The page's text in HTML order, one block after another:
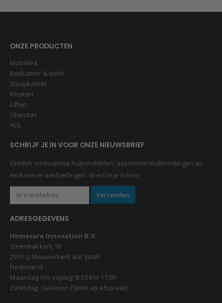
ONZE PRODUCTEN
Mobiliteit
Badkamer & toilet
Slaapkamer
Keuken
Liften
Obesitas
ADL
SCHRIJF JE IN VOOR ONZE NIEUWSBRIEF
Ontdek innovatieve hulpmiddelen, assortimentuitbreidingen en
exclusieve aanbiedingen direct in je inbox!
ADRESGEGEVENS
Homecare Innovation B.V.
Steenbakkerij 16
2913 LJ Nieuwerkerk a/d IJssel
Nederland
Maandag t/m vrijdag: 8:30 t/m 17:00
Zaterdag: Gesloten (Strikt op afspraak)